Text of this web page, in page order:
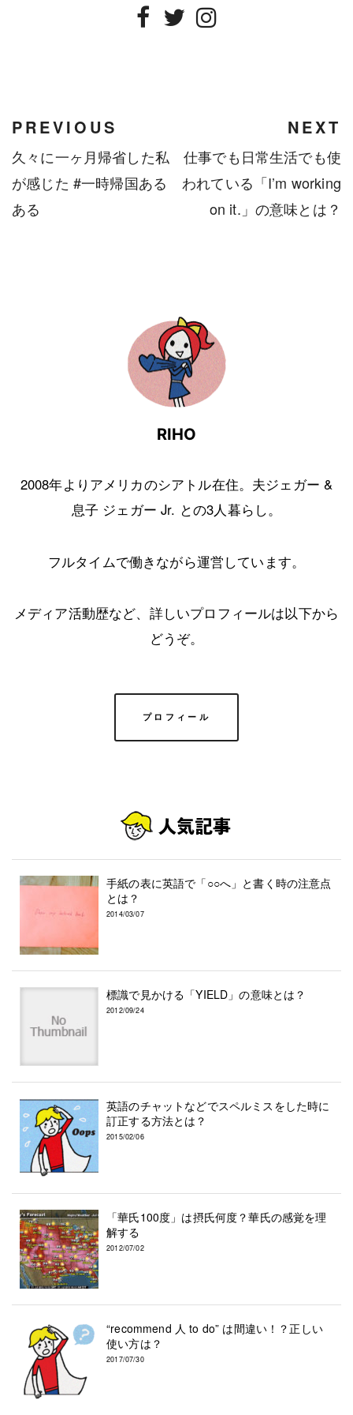
PREVIOUS
久々に一ヶ月帰省した私
が感じた #一時帰国ある
ある
NEXT
仕事でも日常生活でも使
われている「I’m working
on it.」の意味とは？
RIHO
2008年よりアメリカのシアトル在住。夫ジェガー &
息子 ジェガー Jr. との3人暮らし。
フルタイムで働きながら運営しています。
メディア活動歴など、詳しいプロフィールは以下から
どうぞ。
プロフィール
手紙の表に英語で「○○へ」と書く時の注意点
とは？
2014/03/07
標識で見かける「YIELD」の意味とは？
2012/09/24
英語のチャットなどでスペルミスをした時に
訂正する方法とは？
2015/02/06
「華氏100度」は摂氏何度？華氏の感覚を理
解する
2012/07/02
“recommend 人 to do” は間違い！？正しい
使い方は？
2017/07/30